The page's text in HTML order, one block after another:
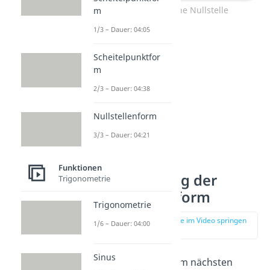
Funktion ohne Nullstelle
Beispiel zur
Bestimmung der
Nullstellenform
zur Stelle im Video springen
Sieh dir nun in dem nächsten
m
1/3 – Dauer: 04:05
Scheitelpunktfor
m
2/3 – Dauer: 04:38
Nullstellenform
3/3 – Dauer: 04:21
Funktionen
Trigonometrie
Trigonometrie
1/6 – Dauer: 04:00
Sinus